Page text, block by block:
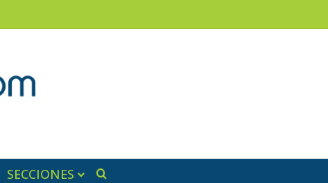
lateral
SECCIONES